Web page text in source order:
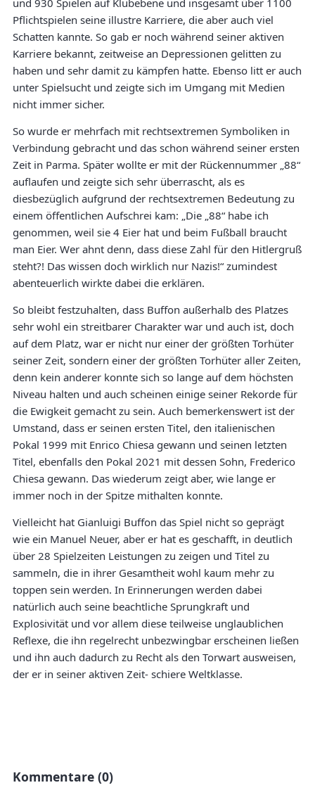
und 930 Spielen auf Klubebene und insgesamt über 1100
Pflichtspielen seine illustre Karriere, die aber auch viel
Schatten kannte. So gab er noch während seiner aktiven
Karriere bekannt, zeitweise an Depressionen gelitten zu
haben und sehr damit zu kämpfen hatte. Ebenso litt er auch
unter Spielsucht und zeigte sich im Umgang mit Medien
nicht immer sicher.
So wurde er mehrfach mit rechtsextremen Symboliken in
Verbindung gebracht und das schon während seiner ersten
Zeit in Parma. Später wollte er mit der Rückennummer „88“
auflaufen und zeigte sich sehr überrascht, als es
diesbezüglich aufgrund der rechtsextremen Bedeutung zu
einem öffentlichen Aufschrei kam: „Die „88“ habe ich
genommen, weil sie 4 Eier hat und beim Fußball braucht
man Eier. Wer ahnt denn, dass diese Zahl für den Hitlergruß
steht?! Das wissen doch wirklich nur Nazis!“ zumindest
abenteuerlich wirkte dabei die erklären.
So bleibt festzuhalten, dass Buffon außerhalb des Platzes
sehr wohl ein streitbarer Charakter war und auch ist, doch
auf dem Platz, war er nicht nur einer der größten Torhüter
seiner Zeit, sondern einer der größten Torhüter aller Zeiten,
denn kein anderer konnte sich so lange auf dem höchsten
Niveau halten und auch scheinen einige seiner Rekorde für
die Ewigkeit gemacht zu sein. Auch bemerkenswert ist der
Umstand, dass er seinen ersten Titel, den italienischen
Pokal 1999 mit Enrico Chiesa gewann und seinen letzten
Titel, ebenfalls den Pokal 2021 mit dessen Sohn, Frederico
Chiesa gewann. Das wiederum zeigt aber, wie lange er
immer noch in der Spitze mithalten konnte.
Vielleicht hat Gianluigi Buffon das Spiel nicht so geprägt
wie ein Manuel Neuer, aber er hat es geschafft, in deutlich
über 28 Spielzeiten Leistungen zu zeigen und Titel zu
sammeln, die in ihrer Gesamtheit wohl kaum mehr zu
toppen sein werden. In Erinnerungen werden dabei
natürlich auch seine beachtliche Sprungkraft und
Explosivität und vor allem diese teilweise unglaublichen
Reflexe, die ihn regelrecht unbezwingbar erscheinen ließen
und ihn auch dadurch zu Recht als den Torwart ausweisen,
der er in seiner aktiven Zeit- schiere Weltklasse.
Kommentare (0)